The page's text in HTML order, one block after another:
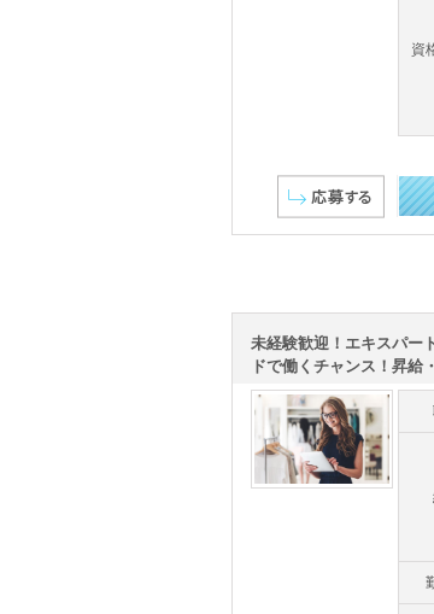
資
未経験歓迎！エキスパー
ドで働くチャンス！昇給